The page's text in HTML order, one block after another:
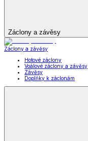
Záclony a závěsy
Záclony a závěsy
Hotové záclony
Voálové záclony a závěsy
Závěsy
Doplňky k záclonám